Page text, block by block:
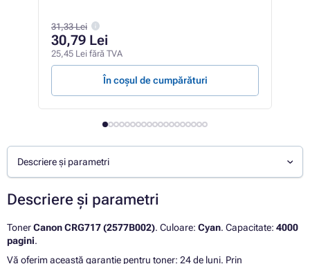
31,33 Lei
30,79 Lei
25,45 Lei fără TVA
În coșul de cumpărături
Descriere și parametri
Descriere și parametri
TonerCanon CRG717 (2577B002). Culoare: Cyan. Capacitate: 4000
pagini.
Vă oferim această garanție pentru toner: 24 de luni. Prin